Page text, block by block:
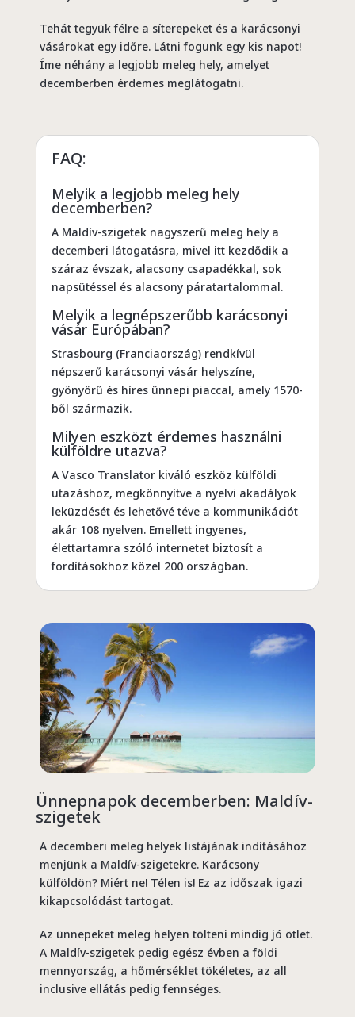
Tehát tegyük félre a síterepeket és a karácsonyi
vásárokat egy időre. Látni fogunk egy kis napot!
Íme néhány a legjobb meleg hely, amelyet
decemberben érdemes meglátogatni.
FAQ:
Melyik a legjobb meleg hely
decemberben?
A Maldív-szigetek nagyszerű meleg hely a
decemberi látogatásra, mivel itt kezdődik a
száraz évszak, alacsony csapadékkal, sok
napsütéssel és alacsony páratartalommal.
Melyik a legnépszerűbb karácsonyi
vásár Európában?
Strasbourg (Franciaország) rendkívül
népszerű karácsonyi vásár helyszíne,
gyönyörű és híres ünnepi piaccal, amely 1570-
ből származik.
Milyen eszközt érdemes használni
külföldre utazva?
A Vasco Translator kiváló eszköz külföldi
utazáshoz, megkönnyítve a nyelvi akadályok
leküzdését és lehetővé téve a kommunikációt
akár 108 nyelven. Emellett ingyenes,
élettartamra szóló internetet biztosít a
fordításokhoz közel 200 országban.
Ünnepnapok decemberben: Maldív-
szigetek
A decemberi meleg helyek listájának indításához
menjünk a Maldív-szigetekre. Karácsony
külföldön?Miért ne! Télen is! Ez az időszak igazi
kikapcsolódást tartogat.
Az ünnepeket meleg helyen tölteni mindig jó ötlet.
A Maldív-szigetek pedig egész évben a földi
mennyország, a hőmérséklet tökéletes, az all
inclusive ellátás pedig fennséges.